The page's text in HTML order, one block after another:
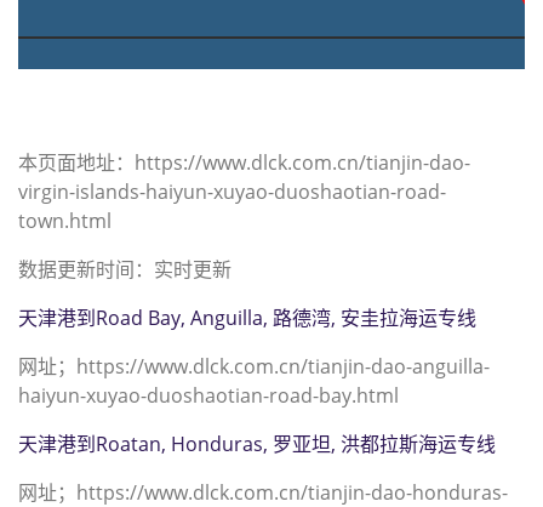
本页面地址：https://www.dlck.com.cn/tianjin-dao-
virgin-islands-haiyun-xuyao-duoshaotian-road-
town.html
数据更新时间：实时更新
天津港到Road Bay, Anguilla, 路德湾, 安圭拉海运专线
网址；https://www.dlck.com.cn/tianjin-dao-anguilla-
haiyun-xuyao-duoshaotian-road-bay.html
天津港到Roatan, Honduras, 罗亚坦, 洪都拉斯海运专线
网址；https://www.dlck.com.cn/tianjin-dao-honduras-